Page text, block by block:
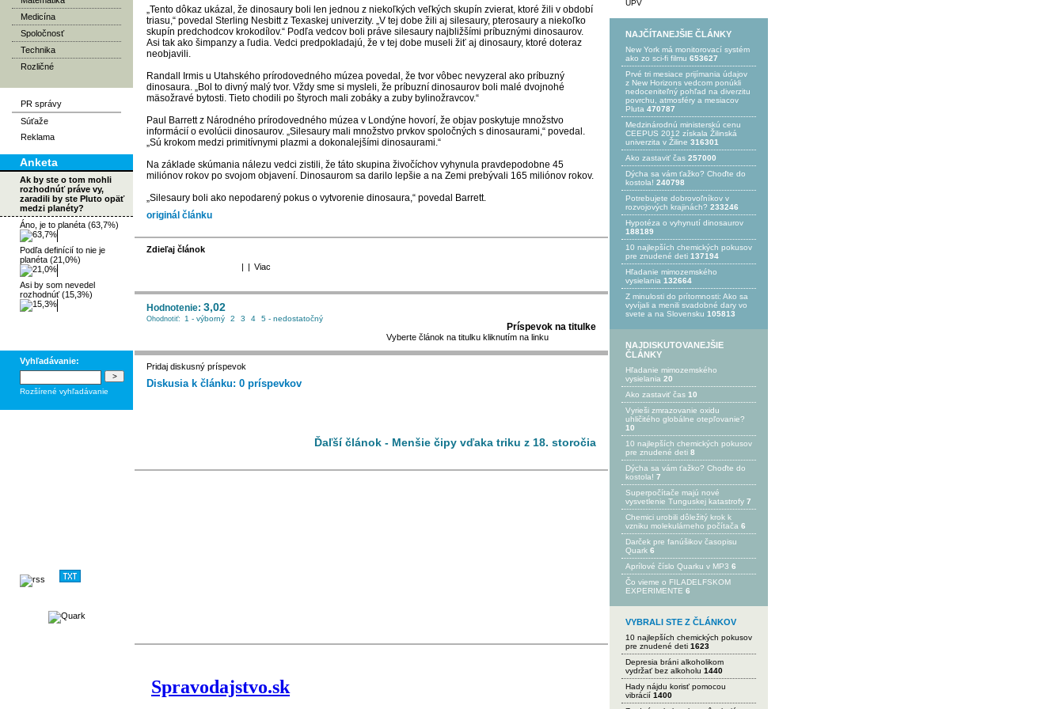
Medicína
Spoločnosť
Technika
Rozličné
PR správy
Súťaže
Reklama
Anketa
Ak by ste o tom mohli
rozhodnúť práve vy,
zaradili by ste Pluto opäť
medzi planéty?
Áno, je to planéta (63,7%)
Podľa definícií to nie je
planéta (21,0%)
Asi by som nevedel
rozhodnúť (15,3%)
Vyhľadávanie:
Rozšírené vyhľadávanie
„Tento dôkaz ukázal, že dinosaury boli len jednou z niekoľkých veľkých skupín zvierat, ktoré žili v období
triasu,“ povedal Sterling Nesbitt z Texaskej univerzity. „V tej dobe žili aj silesaury, pterosaury a niekoľko
skupín predchodcov krokodílov.“ Podľa vedcov boli práve silesaury najbližšími príbuznými dinosaurov.
Asi tak ako šimpanzy a ľudia. Vedci predpokladajú, že v tej dobe museli žiť aj dinosaury, ktoré doteraz
neobjavili.
Randall Irmis u Utahského prírodovedného múzea povedal, že tvor vôbec nevyzeral ako príbuzný
dinosaura. „Bol to divný malý tvor. Vždy sme si mysleli, že príbuzní dinosaurov boli malé dvojnohé
mäsožravé bytosti. Tieto chodili po štyroch mali zobáky a zuby bylinožravcov.“
Paul Barrett z Národného prírodovedného múzea v Londýne hovorí, že objav poskytuje množstvo
informácií o evolúcii dinosaurov. „Silesaury mali množstvo prvkov spoločných s dinosaurami,“ povedal.
„Sú krokom medzi primitívnymi plazmi a dokonalejšími dinosaurami.“
Na základe skúmania nálezu vedci zistili, že táto skupina živočíchov vyhynula pravdepodobne 45
miliónov rokov po svojom objavení. Dinosaurom sa darilo lepšie a na Zemi prebývali 165 miliónov rokov.
„Silesaury boli ako nepodarený pokus o vytvorenie dinosaura,“ povedal Barrett.
originál článku
Zdieľaj článok
| | Viac
Hodnotenie: 3,02
Ohodnotiť: 1 - výborný 2 3 4 5 - nedostatočný
Príspevok na titulke
Vyberte článok na titulku kliknutím na linku
Pridaj diskusný príspevok
Diskusia k článku: 0 príspevkov
Ďaľší článok - Menšie čipy vďaka triku z 18. storočia
UPV
NAJČÍTANEJŠIE ČLÁNKY
New York má monitorovací systém
ako zo sci-fi filmu 653627
Prvé tri mesiace prijímania údajov
z New Horizons vedcom ponúkli
nedoceniteľný pohľad na diverzitu
povrchu, atmosféry a mesiacov
Pluta 470787
Medzinárodnú ministerskú cenu
CEEPUS 2012 získala Žilinská
univerzita v Žiline 316301
Ako zastaviť čas 257000
Dýcha sa vám ťažko? Choďte do
kostola! 240798
Potrebujet​e dobrovoľníkov v
rozvojovýc​h krajinách? 233246
Hypotéza o vyhynutí dinosaurov
188189
10 najlepších chemických pokusov
pre znudené deti 137194
Hľadanie mimozemského
vysielania 132664
Z minulosti do prítomnosti: Ako sa
vyvíjali a menili svadobné dary vo
svete a na Slovensku 105813
NAJDISKUTOVANEJŠIE
ČLÁNKY
Hľadanie mimozemského
vysielania 20
Ako zastaviť čas 10
Vyrieši zmrazovanie oxidu
uhličitého globálne otepľovanie?
10
10 najlepších chemických pokusov
pre znudené deti 8
Dýcha sa vám ťažko? Choďte do
kostola! 7
Superpočítače majú nové
vysvetlenie Tunguskej katastrofy 7
Chemici urobili dôležitý krok k
vzniku molekulárneho počítača 6
Darček pre fanúšikov časopisu
Quark 6
Aprílové číslo Quarku v MP3 6
Čo vieme o FILADELFSKOM
EXPERIMENTE 6
VYBRALI STE Z ČLÁNKOV
10 najlepších chemických pokusov
pre znudené deti 1623
Depresia bráni alkoholikom
vydržať bez alkoholu 1440
Hady nájdu korisť pomocou
vibrácií 1400